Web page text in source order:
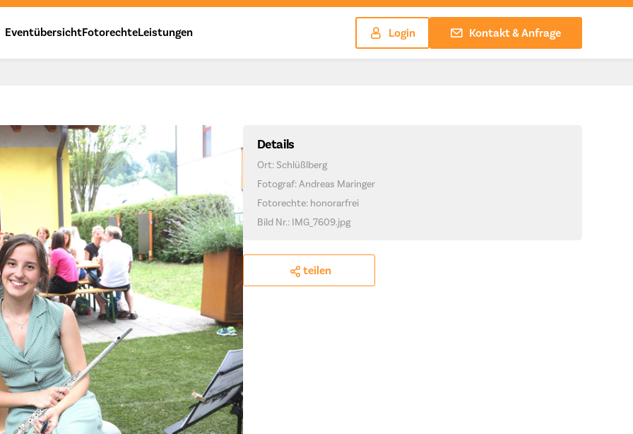
EventübersichtFotorechteLeistungen Login Kontakt & Anfrage
Details
Ort: Schlüßlberg
Fotograf: Andreas Maringer
Fotorechte: honorarfrei
Bild Nr.: IMG_7609.jpg
teilen